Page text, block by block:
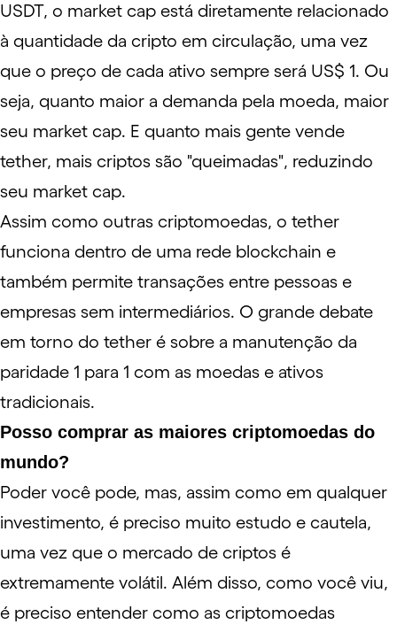
USDT, o market cap está diretamente relacionado
à quantidade da cripto em circulação, uma vez
que o preço de cada ativo sempre será US$ 1. Ou
seja, quanto maior a demanda pela moeda, maior
seu market cap. E quanto mais gente vende
tether, mais criptos são "queimadas", reduzindo
seu market cap.
Assim como outras criptomoedas, o tether
funciona dentro de uma rede blockchain e
também permite transações entre pessoas e
empresas sem intermediários. O grande debate
em torno do tether é sobre a manutenção da
paridade 1 para 1 com as moedas e ativos
tradicionais.
Posso comprar as maiores criptomoedas do
mundo?
Poder você pode, mas, assim como em qualquer
investimento, é preciso muito estudo e cautela,
uma vez que o mercado de criptos é
extremamente volátil. Além disso, como você viu,
é preciso entender como as criptomoedas